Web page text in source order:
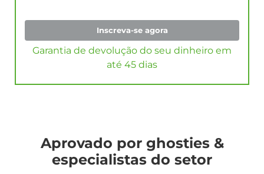
Inscreva-se agora
Garantia de devolução do seu dinheiro em
até 45 dias
Aprovado por ghosties &
especialistas do setor